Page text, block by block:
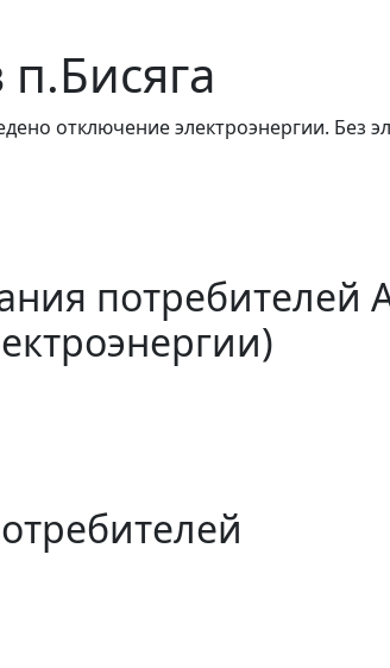
отключение электроэнергии. Без
потребителей